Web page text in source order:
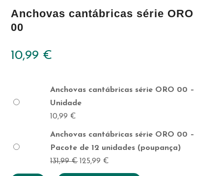
Anchovas cantábricas série ORO
00
10,99 €
Anchovas cantábricas série ORO 00 –
Unidade
10,99€
Anchovas cantábricas série ORO 00 –
Pacote de 12 unidades (poupança)
131,99€ O
preço
125,99€
preço